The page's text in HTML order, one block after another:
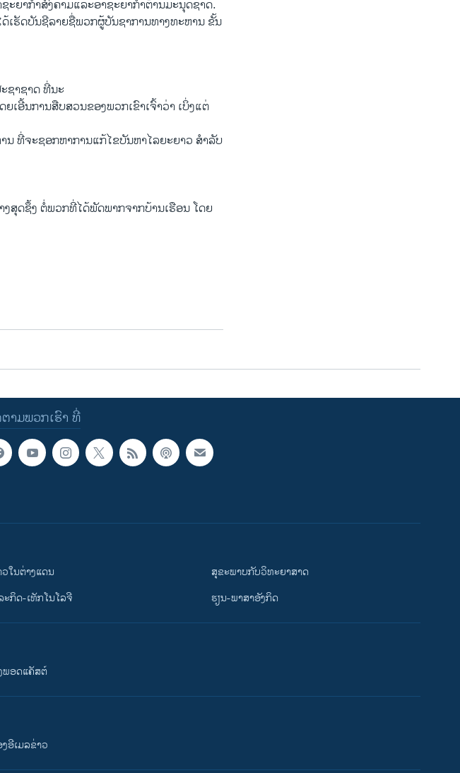
ະຍາກຳສົງຄາມແລະອາຊະຍາກຳຕ້ານມະນຸດຊາດ.
ຮັດບັນຊີລາຍຊື່ພວກຜູ້ບັນຊາການທາງທະຫານ ຂັ້ນ
ຊາຊາດ ທີ່ນະ
ອີ້ນການສືບສວນຂອງພວກເຂົາເຈົ້າວ່າ ເບິ່ງແຕ່
ນ ທີ່ຈະຊອກຫາການແກ້ໄຂບັນຫາໄລຍະຍາວ ສຳລັບ
ສຸດຊຶ້ງ ຕໍ່ພວກທີ່ໄດ້ພັດພາກຈາກບ້ານເຮືອນ ໂດຍ
າມພວກເຮົາ ທີ່
ວໃນຕ່າງແດນ
ກິດ-ເທັກໂນໂລຈີ
ສຸຂະພາບກັບວິທະຍາສາດ
ຮຽນ-ພາສາອັງກິດ
ພອດແຄັສຕ໌
ອີເມລຂ່າວ